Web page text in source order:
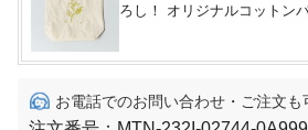
ろし！ オリジナルコットン
お電話でのお問い合わせ・ご注文も